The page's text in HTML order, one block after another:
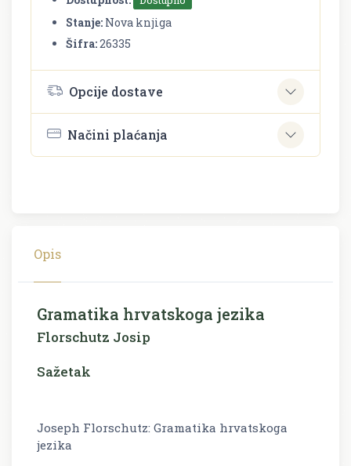
Stanje: Nova knjiga
Šifra:26335
Opcije dostave
Načini plaćanja
Opis
Gramatika hrvatskoga jezika
Florschutz Josip
Sažetak
Joseph Florschutz: Gramatika hrvatskoga
jezika